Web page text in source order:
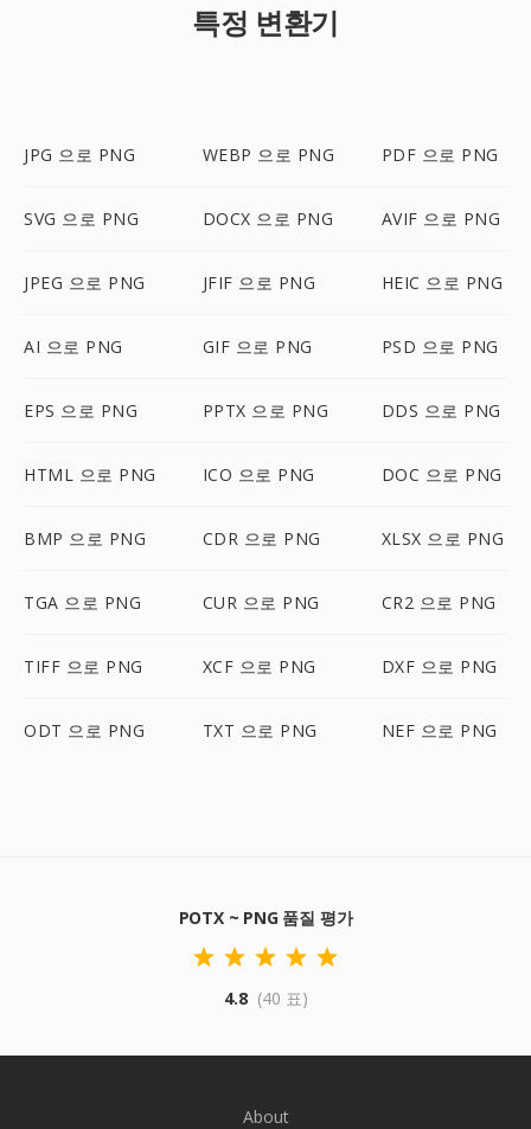
특정 변환기
JPG 으로 PNG WEBP 으로 PNG PDF 으로 PNG
SVG 으로 PNG DOCX 으로 PNG AVIF 으로 PNG
JPEG 으로 PNG JFIF 으로 PNG HEIC 으로 PNG
AI 으로 PNG GIF 으로 PNG PSD 으로 PNG
EPS 으로 PNG PPTX 으로 PNG DDS 으로 PNG
HTML 으로 PNG ICO 으로 PNG DOC 으로 PNG
BMP 으로 PNG CDR 으로 PNG XLSX 으로 PNG
TGA 으로 PNG CUR 으로 PNG CR2 으로 PNG
TIFF 으로 PNG XCF 으로 PNG DXF 으로 PNG
ODT 으로 PNG TXT 으로 PNG NEF 으로 PNG
POTX ~ PNG 품질 평가
4.8 (40 표)
About